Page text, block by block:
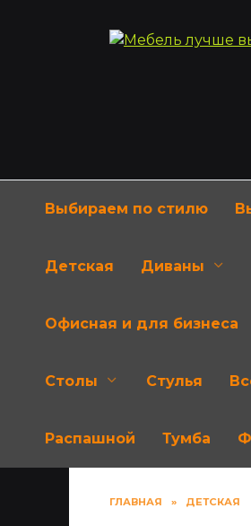
Выбираем по стилю
Детская Диваны
Офисная и для бизнеса
Столы Стулья
Распашной Тумба
ГЛАВНАЯ » ДЕТСКАЯ